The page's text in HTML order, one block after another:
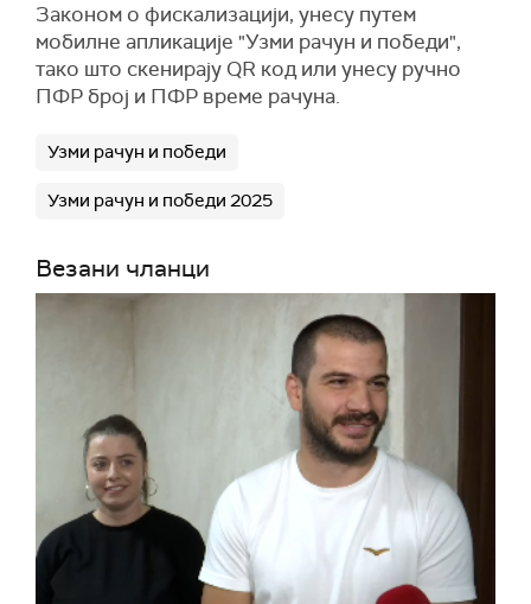
Законом о фискализацији, унесу путем
мобилне апликације "Узми рачун и победи",
тако што скенирају QR код или унесу ручно
ПФР број и ПФР време рачуна.
Узми рачун и победи
Узми рачун и победи 2025
Везани чланци